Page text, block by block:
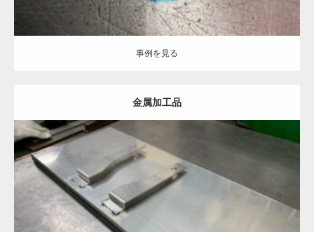
事例を見る
金属加工品
Category:
事例を見る